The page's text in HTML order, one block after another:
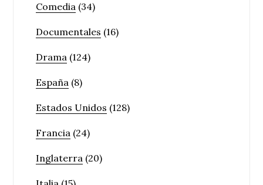
Comedia (34)
Documentales (16)
Drama (124)
España (8)
Estados Unidos (128)
Francia (24)
Inglaterra (20)